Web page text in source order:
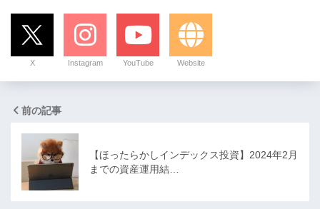
X Instagram YouTube Website
前の記事
【ほったらかしインデックス投資】2024年2月
までの資産運用結…